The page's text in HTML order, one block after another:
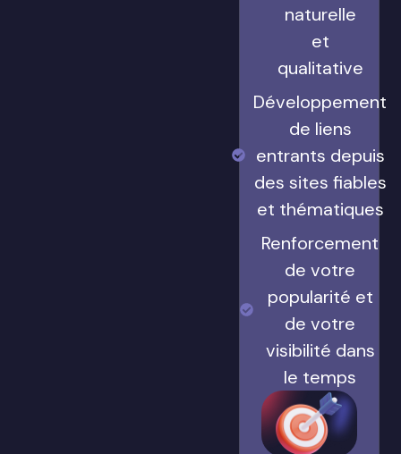
naturelle
et
qualitative
Développement
de liens
entrants depuis
des sites fiables
et thématiques
Renforcement
de votre
popularité et
de votre
visibilité dans
le temps